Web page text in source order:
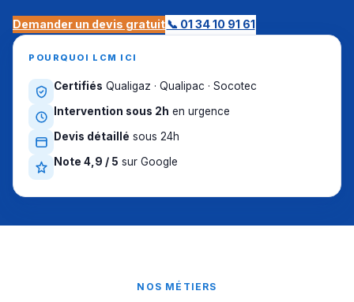
Demander un devis gratuit📞 01 34 10 91 61
POURQUOI LCM ICI
Certifiés Qualigaz · Qualipac · Socotec
Intervention sous 2h en urgence
Devis détaillé sous 24h
Note 4,9 / 5 sur Google
NOS MÉTIERS